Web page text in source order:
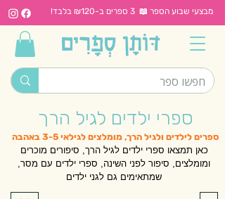
מבצעי שבוע הספר 📖 3 ספרים ב-₪120 בלבד!
ספרי ילדים לגיל הרך
ספרים לילדים ולגיל הרך, מומלצים לגילאי 3-5 באהבה
כאן תמצאו ספרי ילדים לגיל הרך, סיפורים מוכרים
ומומלצים, סיפור לפני השינה, ספרי ילדים עם מסר,
שמתאימים גם לגני ילדים